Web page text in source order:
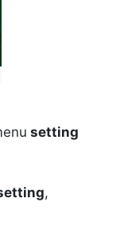
setting
,